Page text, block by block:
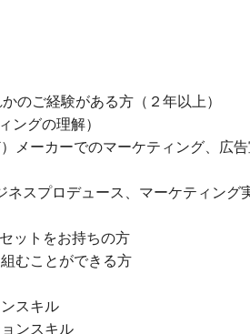
のご経験がある方（２年以上）
ングの理解）
メーカーでのマーケティング、広告
ネスプロデュース、マーケティング
ットをお持ちの方
むことができる方
スキル
ンスキル